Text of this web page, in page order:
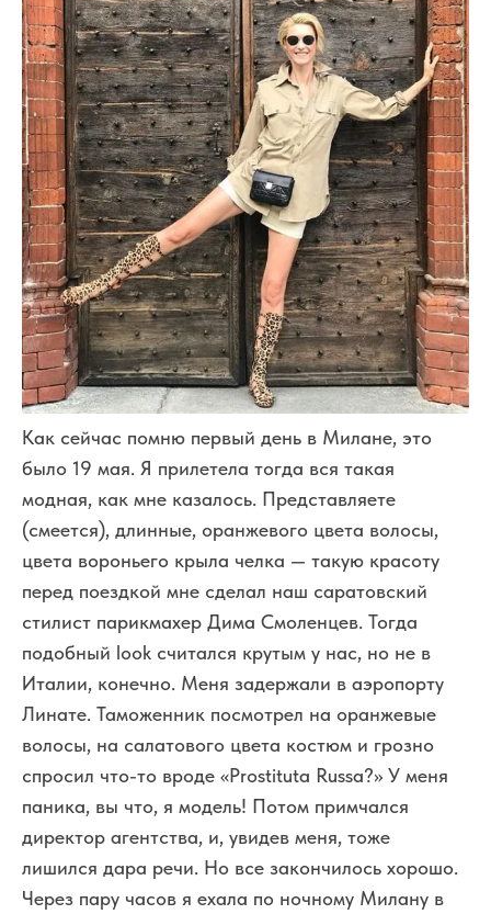
Как сейчас помню первый день в Милане, это
было 19 мая. Я прилетела тогда вся такая
модная, как мне казалось. Представляете
(смеется), длинные, оранжевого цвета волосы,
цвета вороньего крыла челка — такую красоту
перед поездкой мне сделал наш саратовский
стилист парикмахер Дима Смоленцев. Тогда
подобный look считался крутым у нас, но не в
Италии, конечно. Меня задержали в аэропорту
Линате. Таможенник посмотрел на оранжевые
волосы, на салатового цвета костюм и грозно
спросил что-то вроде «Prostituta Russa?» У меня
паника, вы что, я модель! Потом примчался
директор агентства, и, увидев меня, тоже
лишился дара речи. Но все закончилось хорошо.
Через пару часов я ехала по ночному Милану в